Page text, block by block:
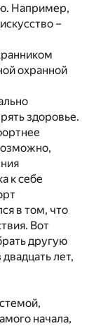
Например,
–
охранной
здоровье.
к себе
в том, что
Вот
другую
лет,
начала,